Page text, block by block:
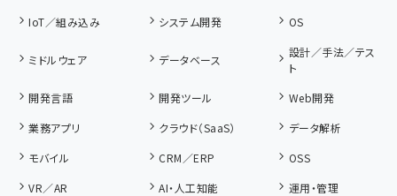
IoT／組み込み
システム開発 OS
ミドルウェア データベース
設計／手法／テス
ト
開発言語
開発ツール
Web開発
業務アプリ
クラウド（SaaS）
データ解析
モバイル
CRM／ERP
OSS
VR／AR
AI・人工知能
運用・管理